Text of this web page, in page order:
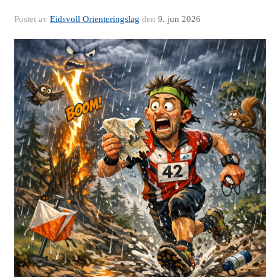
Postet av Eidsvoll Orienteringslag den 9. jun 2026